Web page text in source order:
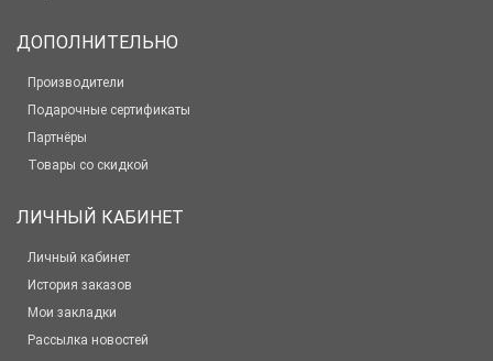
ДОПОЛНИТЕЛЬНО
Производители
Подарочные сертификаты
Партнёры
Товары со скидкой
ЛИЧНЫЙ КАБИНЕТ
Личный кабинет
История заказов
Мои закладки
Рассылка новостей